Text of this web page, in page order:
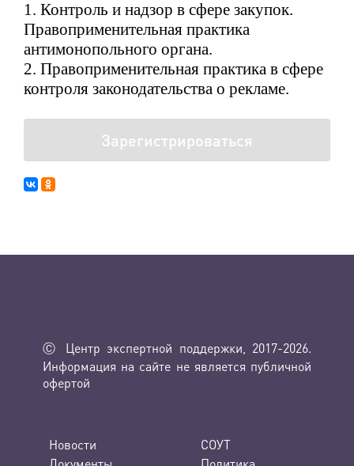
1. Контроль и надзор в сфере закупок.
Правоприменительная практика
антимонопольного органа.
2. Правоприменительная практика в сфере
контроля законодательства о рекламе.
Зарегистрироваться
Ⓒ Центр экспертной поддержки, 2017-2026.
Информация на сайте не является публичной
офертой
Новости
СОУТ